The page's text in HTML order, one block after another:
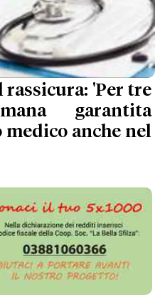
rassicura: 'Per tre
garantita
medico anche nel